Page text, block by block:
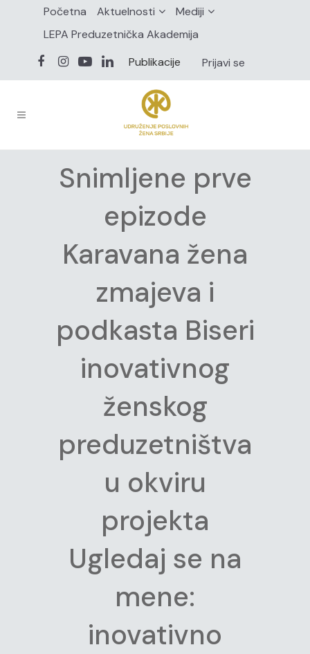
Početna Aktuelnosti
Mediji
LEPA Preduzetnička Akademija
Publikacije
Prijavi se
Snimljene prve
epizode
Karavana žena
zmajeva i
podkasta Biseri
inovativnog
ženskog
preduzetništva
u okviru
projekta
Ugledaj se na
mene:
inovativno